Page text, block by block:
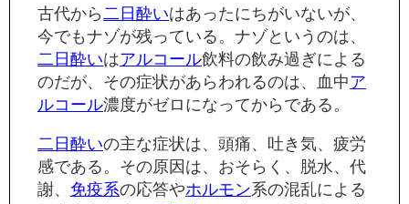
古代から二日酔いはあったにちがいないが、
今でもナゾが残っている。ナゾというのは、
二日酔いはアルコール飲料の飲み過ぎによる
のだが、その症状があらわれるのは、血中ア
ルコール濃度がゼロになってからである。
二日酔いの主な症状は、頭痛、吐き気、疲労
感である。その原因は、おそらく、脱水、代
謝、 免疫系の応答やホルモン系の混乱による